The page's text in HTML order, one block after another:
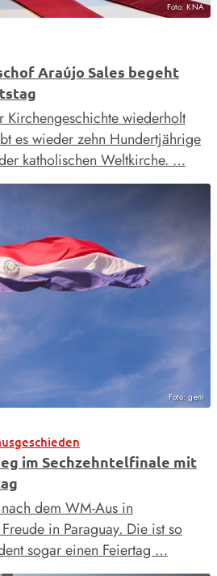
Foto: KNA
Araújo Sales begeht
Kirchengeschichte wiederholt
es wieder zehn Hundertjährige
katholischen Weltkirche. …
Foto: gem
im Sechzehntelfinale mit
dem WM-Aus in
in Paraguay. Die ist so
sogar einen Feiertag …